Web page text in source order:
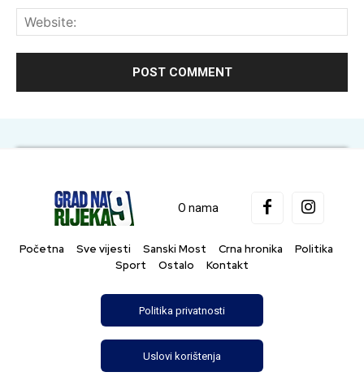
O nama
Početna Sve vijesti Sanski Most Crna hronika
Politika
Sport
Ostalo Kontakt
Politika privatnosti
Uslovi korištenja